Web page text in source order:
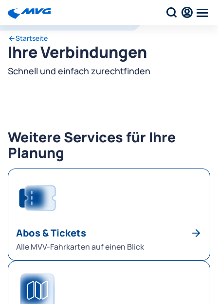
Startseite
Ihre Verbindungen
Schnell und einfach zurechtfinden
Weitere Services für Ihre
Planung
Abos & Tickets
Alle MVV-Fahrkarten auf einen Blick